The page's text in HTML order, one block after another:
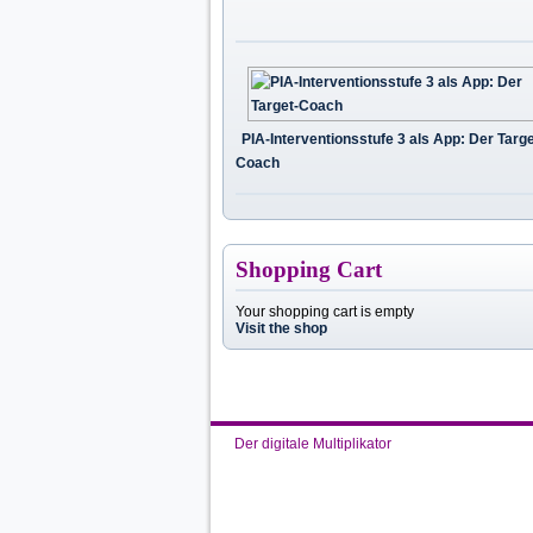
PIA-Interventionsstufe 3 als App: Der
Coach
Shopping Cart
Your shopping cart is empty
Visit the shop
Der digitale Multiplikator